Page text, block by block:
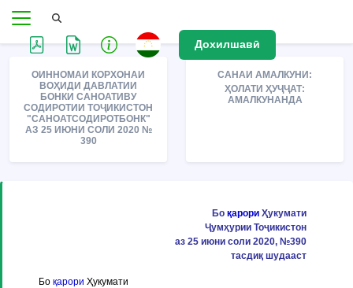
Дохилшавӣ
ОИННОМАИ КОРХОНАИ
ВОҲИДИ ДАВЛАТИИ
БОНКИ САНОАТИВУ
СОДИРОТИИ ТОҶИКИСТОН
"САНОАТСОДИРОТБОНК"
АЗ 25 ИЮНИ СОЛИ 2020 №
390
САНАИ АМАЛКУНИ:
ҲОЛАТИ ҲУҶҶАТ:
АМАЛКУНАНДА
Бо қарори Ҳукумати
Ҷумҳурии Тоҷикистон
аз 25 июни соли 2020, №390
тасдиқ шудааст
Бо қарори Ҳукумати